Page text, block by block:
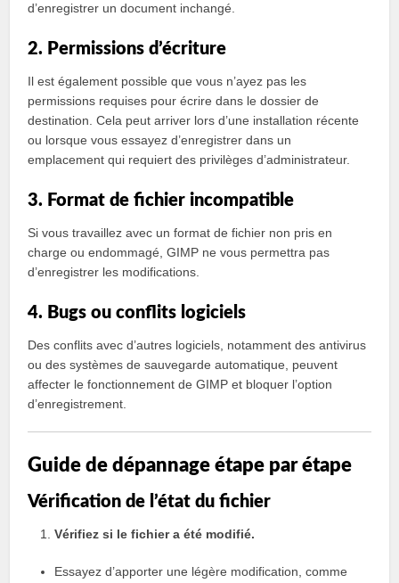
d’enregistrer un document inchangé.
2. Permissions d’écriture
Il est également possible que vous n’ayez pas les
permissions requises pour écrire dans le dossier de
destination. Cela peut arriver lors d’une installation récente
ou lorsque vous essayez d’enregistrer dans un
emplacement qui requiert des privilèges d’administrateur.
3. Format de fichier incompatible
Si vous travaillez avec un format de fichier non pris en
charge ou endommagé, GIMP ne vous permettra pas
d’enregistrer les modifications.
4. Bugs ou conflits logiciels
Des conflits avec d’autres logiciels, notamment des antivirus
ou des systèmes de sauvegarde automatique, peuvent
affecter le fonctionnement de GIMP et bloquer l’option
d’enregistrement.
Guide de dépannage étape par étape
Vérification de l’état du fichier
Vérifiez si le fichier a été modifié.
Essayez d’apporter une légère modification, comme